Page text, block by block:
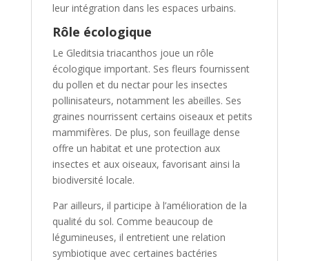
leur intégration dans les espaces urbains.
Rôle écologique
Le Gleditsia triacanthos joue un rôle
écologique important. Ses fleurs fournissent
du pollen et du nectar pour les insectes
pollinisateurs, notamment les abeilles. Ses
graines nourrissent certains oiseaux et petits
mammifères. De plus, son feuillage dense
offre un habitat et une protection aux
insectes et aux oiseaux, favorisant ainsi la
biodiversité locale.
Par ailleurs, il participe à l’amélioration de la
qualité du sol. Comme beaucoup de
légumineuses, il entretient une relation
symbiotique avec certaines bactéries